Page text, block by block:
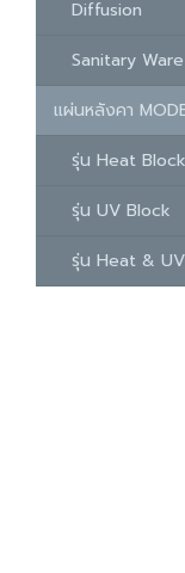
Diffusion
Sanitary Ware
แผ่นหลังคา
รุ่น Heat Block
รุ่น UV Block
รุ่น Heat &